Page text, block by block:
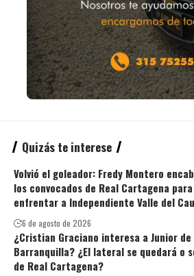
Quizás te interese
Volvió el goleador: Fredy Montero
los convocados de Real Cartagena para
enfrentar a Independiente Valle del
6 de agosto de 2026
¿Cristian Graciano interesa a Junior de
Barranquilla? ¿El lateral se quedará o
de Real Cartagena?